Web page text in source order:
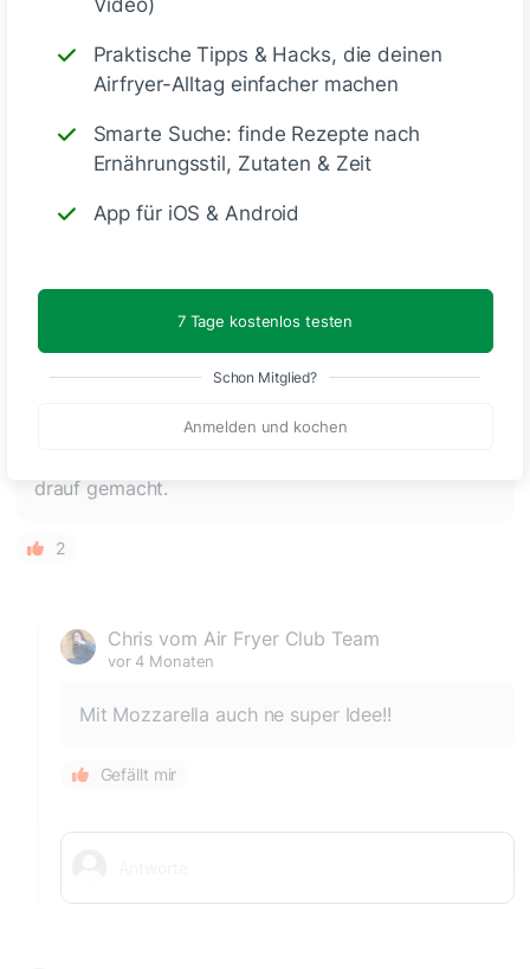
Praktische Tipps & Hacks, die deinen
Airfryer-Alltag einfacher machen
Smarte Suche: finde Rezepte nach
Ernährungsstil, Zutaten & Zeit
App für iOS & Android
7 Tage kostenlos testen
Schon Mitglied?
Anmelden und kochen
Kommentare(7)
Bemme 31
drauf gemacht.
2
Chris vom Air Fryer Club Team
vor 4 Monaten
Mit Mozzarella auch ne super Idee!!
Gefällt mir